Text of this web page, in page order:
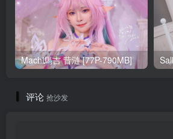
Machi馬吉 昔涟 [77P-790MB]
评论 抢沙发